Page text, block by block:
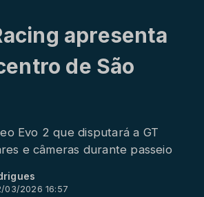
apresenta
de São
Evo 2 que disputará a GT
e câmeras durante passeio
03/2026 16:57